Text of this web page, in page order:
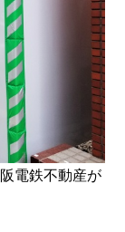
電鉄不動産が